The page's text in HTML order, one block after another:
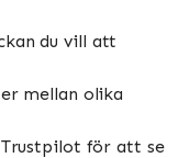
du vill att
mellan olika
Trustpilot för att se